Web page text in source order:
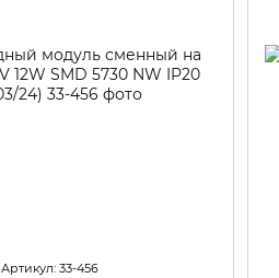
Артикул: 33-456